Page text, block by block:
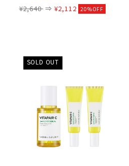
¥2,640 ⇒ ¥2,112 20%OFF
SOLD OUT